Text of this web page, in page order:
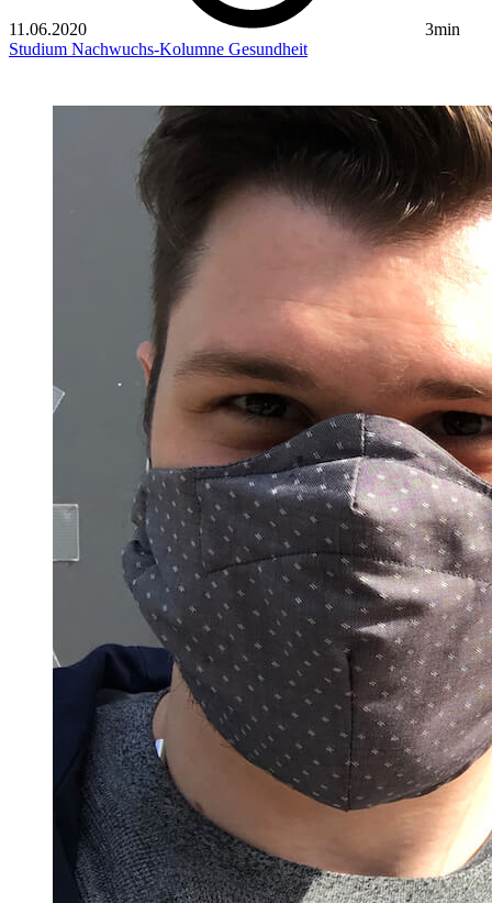
11.06.2020
3min
Studium Nachwuchs-Kolumne Gesundheit